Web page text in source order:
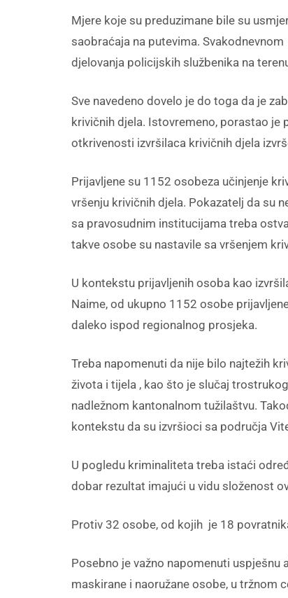
Mjere koje su preduzimane bile su
saobraćaja na putevima.
djelovanja policijskih službenika na
Sve navedeno dovelo je do toga da je
krivičnih djela. Istovremeno, porastao je
otkrivenosti izvršilaca krivičnih djela
Prijavljene su 1152 osobeza učinjenje
vršenju krivičnih djela. Pokazatelj da su
sa pravosudnim institucijama treba
takve osobe su nastavile sa vršenjem
U kontekstu prijavljenih osoba kao
Naime, od ukupno 1152 osobe
daleko ispod regionalnog prosjeka.
Treba napomenuti da nije bilo najtežih
života i tijela , kao što je slučaj
nadležnom kantonalnom tužilaštvu.
kontekstu da su izvršioci sa područja
U pogledu kriminaliteta treba istaći
dobar rezultat imajući u vidu složenost
Protiv 32 osobe, od kojih je 18
Posebno je važno napomenuti
maskirane i naoružane osobe, u tržnom